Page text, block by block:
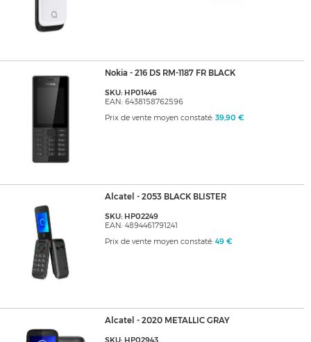
Nokia - 216 DS RM-1187 FR BLACK
SKU: HP01446
EAN: 6438158762596
Prix de vente moyen constaté: 39,90 €
Alcatel - 2053 BLACK BLISTER
SKU: HP02249
EAN: 4894461791241
Prix de vente moyen constaté: 49 €
Alcatel - 2020 METALLIC GRAY